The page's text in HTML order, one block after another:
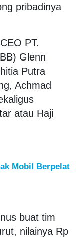
pribadinya
PT.
Glenn
Putra
Achmad
atau Haji
Mobil Berpelat
buat tim
nilainya Rp